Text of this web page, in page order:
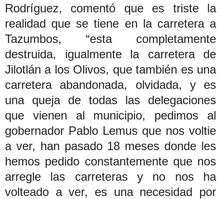
Rodríguez, comentó que es triste la
realidad que se tiene en la carretera a
Tazumbos, “esta completamente
destruida, igualmente la carretera de
Jilotlán a los Olivos, que también es una
carretera abandonada, olvidada, y es
una queja de todas las delegaciones
que vienen al municipio, pedimos al
gobernador Pablo Lemus que nos voltie
a ver, han pasado 18 meses donde les
hemos pedido constantemente que nos
arregle las carreteras y no nos ha
volteado a ver, es una necesidad por